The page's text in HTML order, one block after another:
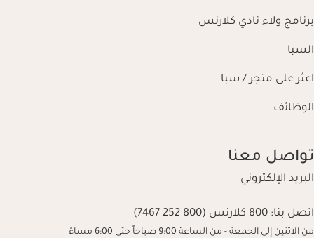
برنامج ولاء نادي كلارنس
السبا
اعثر على متجر / سبا
الوظائف
تواصل معنا
البريد الإلكتروني
اتصل بنا: 800 كلارنس (800 252 7467)
من الاثنين إلى الجمعة - من الساعة 9:00 صباحاً حتى 6:00 مساءً